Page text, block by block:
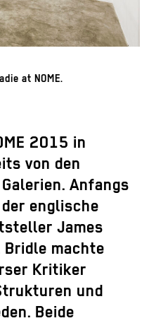
at NOME.
2015 in
von den
Anfangs
englische
James
Bridle machte
Kritiker
und
Beide